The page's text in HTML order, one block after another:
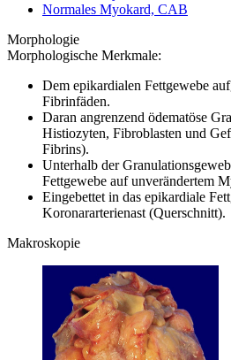
Normales Myokard, CAB
Morphologie
Morphologische Merkmale:
Dem epikardialen Fettgewebe
Fibrinfäden.
Daran angrenzend ödematöse
Histiozyten, Fibroblasten und
Fibrins).
Unterhalb der
Fettgewebe auf unverändertem
Eingebettet in das epikardiale
Koronararterienast (Querschnitt).
Makroskopie